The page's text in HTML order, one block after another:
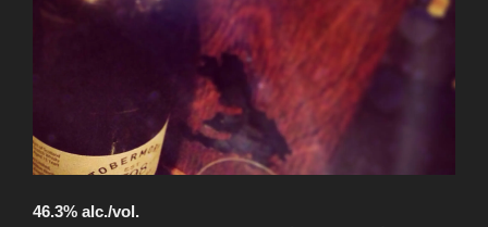
46.3% alc./vol.